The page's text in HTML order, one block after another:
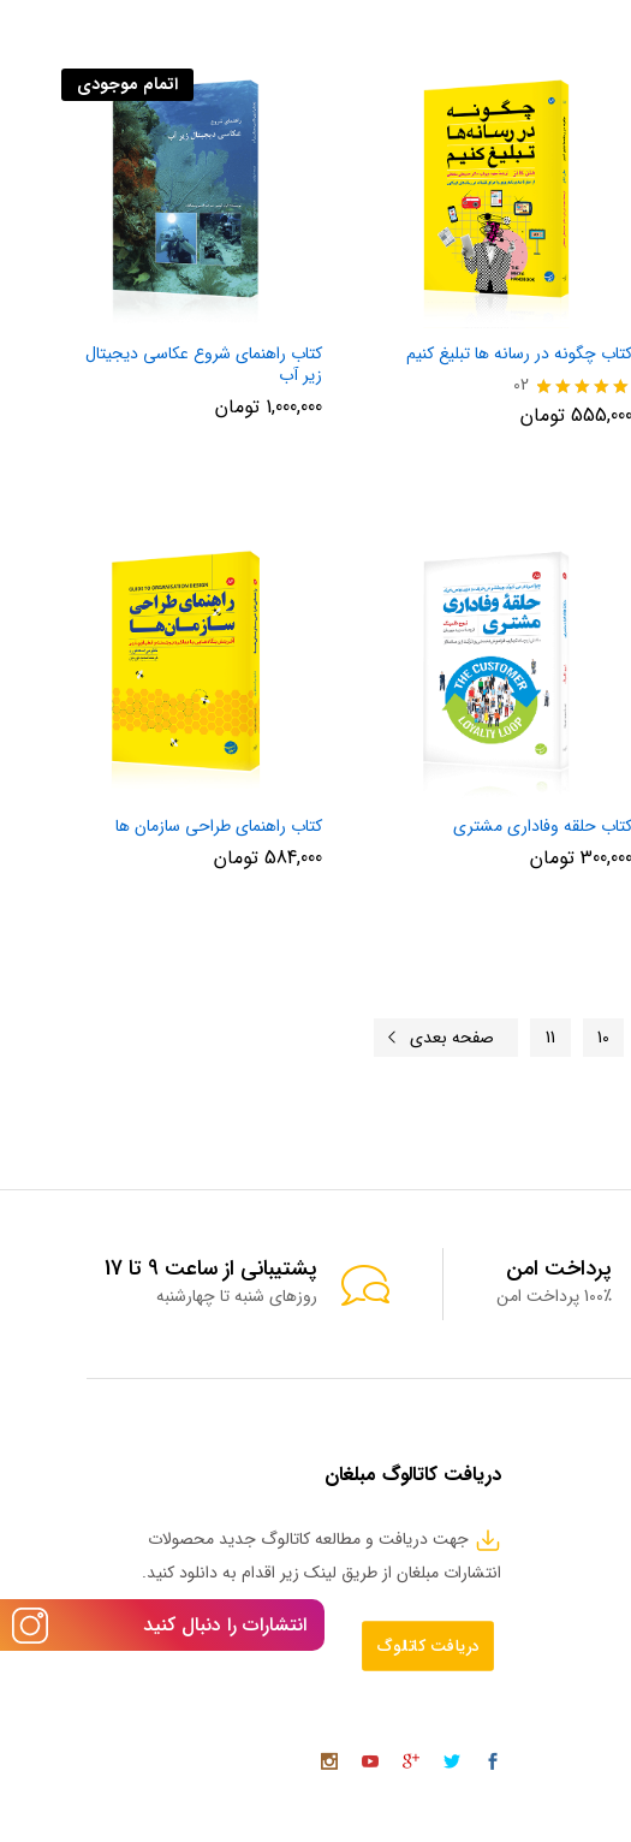
کتاب چگونه در رسانه ها تبلیغ کنیم
نمره
5.00
02
555,000 تومان
اتمام موجودی
کتاب راهنمای شروع عکاسی دیجیتال
زیر آب
1,000,000 تومان
کتاب حلقه وفاداری مشتری
300,000 تومان
کتاب راهنمای طراحی سازمان ها
584,000 تومان
10
11 صفحه بعدی
پرداخت امن
100٪ پرداخت امن
پشتیبانی از ساعت 9 تا 17
روزهای شنبه تا چهارشنبه
دریافت کاتالوگ مبلغان
جهت دریافت و مطالعه کاتالوگ جدید محصولات
انتشارات مبلغان از طریق لینک زیر اقدام به دانلود کنید.
دریافت کاتالوگ
انتشارات را دنبال کنید